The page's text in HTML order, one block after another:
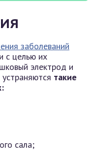
заболеваний
с целью их
электрод и
такие
сала;